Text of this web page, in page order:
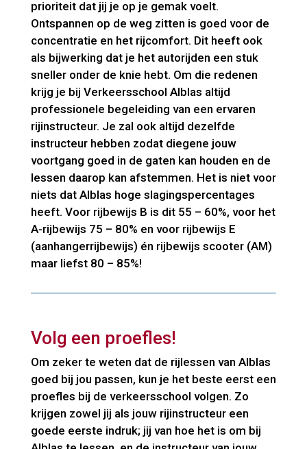
prioriteit dat jij je op je gemak voelt.
Ontspannen op de weg zitten is goed voor de
concentratie en het rijcomfort. Dit heeft ook
als bijwerking dat je het autorijden een stuk
sneller onder de knie hebt. Om die redenen
krijg je bij Verkeersschool Alblas altijd
professionele begeleiding van een ervaren
rijinstructeur. Je zal ook altijd dezelfde
instructeur hebben zodat diegene jouw
voortgang goed in de gaten kan houden en de
lessen daarop kan afstemmen. Het is niet voor
niets dat Alblas hoge slagingspercentages
heeft. Voor rijbewijs B is dit 55 – 60%, voor het
A-rijbewijs 75 – 80% en voor rijbewijs E
(aanhangerrijbewijs) én rijbewijs scooter (AM)
maar liefst 80 – 85%!
Volg een proefles!
Om zeker te weten dat de rijlessen van Alblas
goed bij jou passen, kun je het beste eerst een
proefles bij de verkeersschool volgen. Zo
krijgen zowel jij als jouw rijinstructeur een
goede eerste indruk; jij van hoe het is om bij